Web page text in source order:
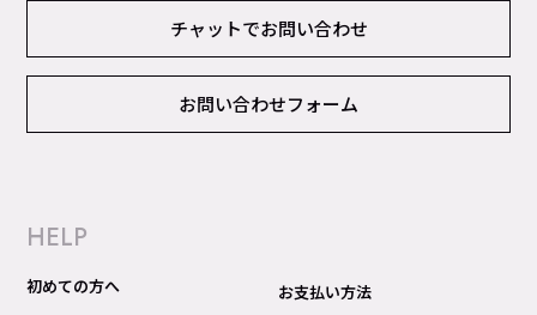
チャットでお問い合わせ
お問い合わせフォーム
HELP
初めての方へ
お支払い方法